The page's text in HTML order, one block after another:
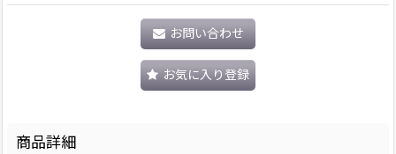
お問い合わせ
お気に入り登録
商品詳細